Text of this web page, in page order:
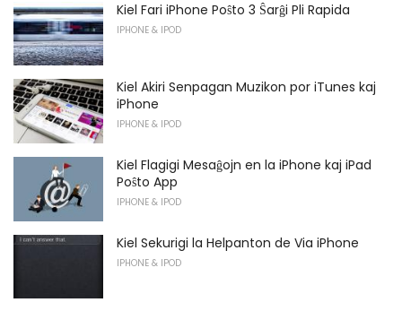
Kiel Fari iPhone Poŝto 3 Ŝarĝi Pli Rapida
IPHONE & IPOD
Kiel Akiri Senpagan Muzikon por iTunes kaj
iPhone
IPHONE & IPOD
Kiel Flagigi Mesaĝojn en la iPhone kaj iPad
Poŝto App
IPHONE & IPOD
Kiel Sekurigi la Helpanton de Via iPhone
IPHONE & IPOD